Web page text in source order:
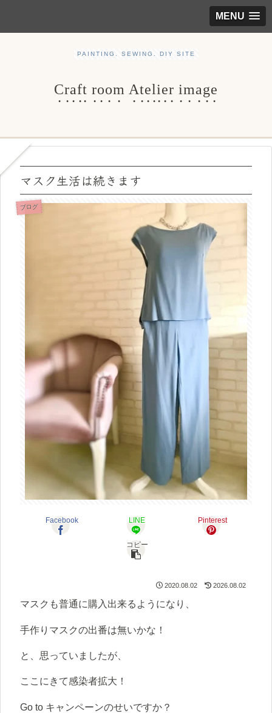
MENU
PAINTING. SEWING. DIY SITE
Craft room Atelier image
マスク生活は続きます
ブログ
Facebook LINE Pinterest
コピー
2020.08.02 2026.08.02
マスクも普通に購入出来るようになり、
手作りマスクの出番は無いかな！
と、思っていましたが、
ここにきて感染者拡大！
Go to キャンペーンのせいですか？